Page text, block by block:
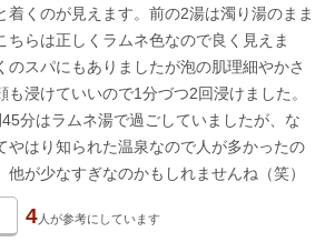
着くのが見えます。前の2湯は濁り湯のまま
ちらは正しくラムネ色なので良く見えま
のスパにもありましたが泡の肌理細やかさ
浸けていいので1分づつ2回浸けました。
分はラムネ湯で過ごしていましたが、な
やはり知られた温泉なので人が多かったの
が少なすぎなのかもしれませんね（笑）
4人が参考にしています